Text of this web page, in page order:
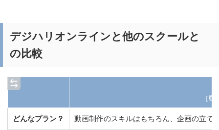
デジハリオンラインと他のスクールと
の比較
［
どんなプラン？ 動画制作のスキルはもちろん、企画の立て